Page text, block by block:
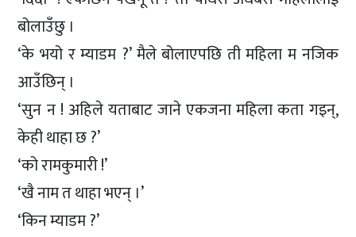
बोलाउँछु ।
‘के भयो र म्याडम ?’ मैले बोलाएपछि ती महिला म नजिक
आउँछिन् ।
‘सुन न ! अहिले यताबाट जाने एकजना महिला कता गइन्,
केही थाहा छ ?’
‘को रामकुमारी !’
‘खै नाम त थाहा भएन् ।’
‘किन म्याडम ?’